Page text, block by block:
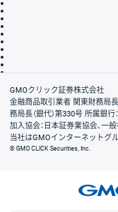
会社案内
GMOクリック証券株式会社
金融商品取引業者 関東財務局
務局長（銀代）第330号 所属銀
加入協会：日本証券業協会、一
当社はGMOインターネットグ
© GMO CLICK Securities, Inc.